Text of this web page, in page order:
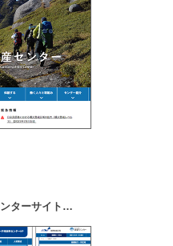
統計データ利活用センターサイト改修